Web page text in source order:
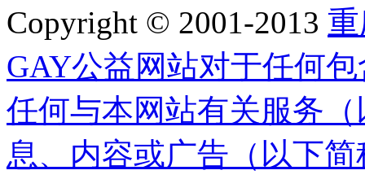
Copyright © 2001-2013
GAY公益网站对于任何
任何与本网站有关服务
息、内容或广告（以下